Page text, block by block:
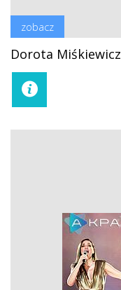
zobacz
Dorota Miśkiewicz